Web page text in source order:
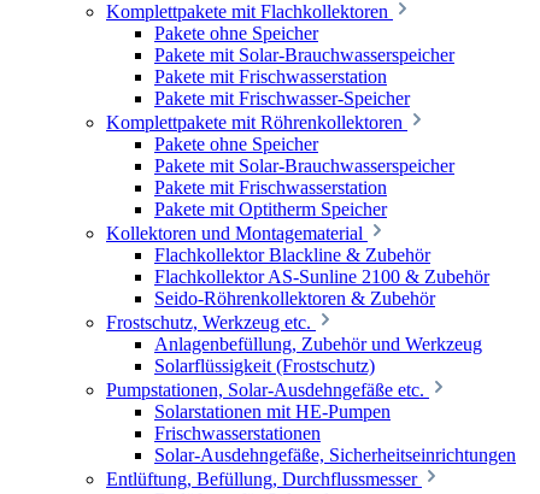
Komplettpakete mit Flachkollektoren
Pakete ohne Speicher
Pakete mit Solar-Brauchwasserspeicher
Pakete mit Frischwasserstation
Pakete mit Frischwasser-Speicher
Komplettpakete mit Röhrenkollektoren
Pakete ohne Speicher
Pakete mit Solar-Brauchwasserspeicher
Pakete mit Frischwasserstation
Pakete mit Optitherm Speicher
Kollektoren und Montagematerial
Flachkollektor Blackline & Zubehör
Flachkollektor AS-Sunline 2100 & Zubehör
Seido-Röhrenkollektoren & Zubehör
Frostschutz, Werkzeug etc.
Anlagenbefüllung, Zubehör und Werkzeug
Solarflüssigkeit (Frostschutz)
Pumpstationen, Solar-Ausdehngefäße etc.
Solarstationen mit HE-Pumpen
Frischwasserstationen
Solar-Ausdehngefäße, Sicherheitseinrichtungen
Entlüftung, Befüllung, Durchflussmesser